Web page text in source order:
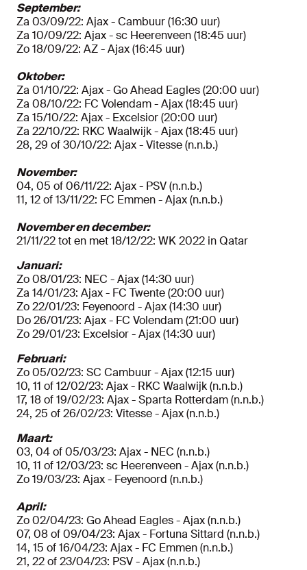
September:
Za 03/09/22: Ajax - Cambuur (16:30 uur)
Za 10/09/22: Ajax - sc Heerenveen (18:45 uur)
Zo 18/09/22: AZ - Ajax (16:45 uur)
Oktober:
Za 01/10/22: Ajax - Go Ahead Eagles (20:00 uur)
Za 08/10/22: FC Volendam - Ajax (18:45 uur)
Za 15/10/22: Ajax - Excelsior (20:00 uur)
Za 22/10/22: RKC Waalwijk - Ajax (18:45 uur)
28, 29 of 30/10/22: Ajax - Vitesse (n.n.b.)
November:
04, 05 of 06/11/22: Ajax - PSV (n.n.b.)
11, 12 of 13/11/22: FC Emmen - Ajax (n.n.b.)
November en december:
21/11/22 tot en met 18/12/22: WK 2022 in Qatar
Januari:
Zo 08/01/23: NEC - Ajax (14:30 uur)
Za 14/01/23: Ajax - FC Twente (20:00 uur)
Zo 22/01/23: Feyenoord - Ajax (14:30 uur)
Do 26/01/23: Ajax - FC Volendam (21:00 uur)
Zo 29/01/23: Excelsior - Ajax (14:30 uur)
Februari:
Zo 05/02/23: SC Cambuur - Ajax (12:15 uur)
10, 11 of 12/02/23: Ajax - RKC Waalwijk (n.n.b.)
17, 18 of 19/02/23: Ajax - Sparta Rotterdam (n.n.b.)
24, 25 of 26/02/23: Vitesse - Ajax (n.n.b.)
Maart:
03, 04 of 05/03/23: Ajax - NEC (n.n.b.)
10, 11 of 12/03/23: sc Heerenveen - Ajax (n.n.b.)
Zo 19/03/23: Ajax - Feyenoord (n.n.b.)
April:
Zo 02/04/23: Go Ahead Eagles - Ajax (n.n.b.)
07, 08 of 09/04/23: Ajax - Fortuna Sittard (n.n.b.)
14, 15 of 16/04/23: Ajax - FC Emmen (n.n.b.)
21, 22 of 23/04/23: PSV - Ajax (n.n.b.)